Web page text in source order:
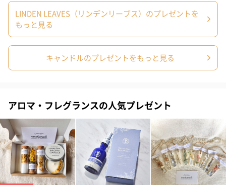
愛らしいぬいぐるみを同梱してお届けします。
誕生日・記念日・出産祝いなどのシーンにおすすめです。
（2,390円）
（1,760円）
ル）（1,760
紅茶・コーヒー・スイーツ
LINDEN LEAVES（リンデンリーブス）のプレゼントを
もっと見る
キャンドルのプレゼントをもっと見る
アロマ・フレグランスの人気プレゼント